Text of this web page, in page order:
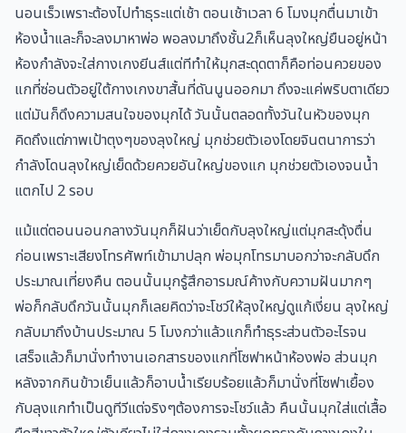
นอนเร็วเพราะต้องไปทำธุระแต่เช้า ตอนเช้าเวลา 6 โมงมุกตื่นมาเข้า
ห้องน้ำและก็จะลงมาหาพ่อ พอลงมาถึงชั้น2ก็เห็นลุงใหญ่ยืนอยู่หน้า
ห้องกำลังจะใส่กางเกงยีนส์แต่ทีทำให้มุกสะดุดตาก็คือท่อนควยของ
แกที่ซ่อนตัวอยู่ใต้กางเกงขาสั้นที่ดันนูนออกมา ถึงจะแค่พริบตาเดียว
แต่มันก็ดึงความสนใจของมุกได้ วันนั้นตลอดทั้งวันในหัวของมุก
คิดถึงแต่ภาพเป้าตุงๆของลุงใหญ่ มุกช่วยตัวเองโดยจินตนาการว่า
กำลังโดนลุงใหญ่เย็ดด้วยควยอันใหญ่ของแก มุกช่วยตัวเองจนน้ำ
แตกไป 2 รอบ
แม้แต่ตอนนอนกลางวันมุกก็ฝันว่าเย็ดกับลุงใหญ่แต่มุกสะดุ้งตื่น
ก่อนเพราะเสียงโทรศัพท์เข้ามาปลุก พ่อมุกโทรมาบอกว่าจะกลับดึก
ประมาณเที่ยงคืน ตอนนั้นมุกรู้สึกอารมณ์ค้างกับความฝันมากๆ
พ่อก็กลับดึกวันนั้นมุกก็เลยคิดว่าจะโชว์ให้ลุงใหญ่ดูแก้เงี่ยน ลุงใหญ่
กลับมาถึงบ้านประมาณ 5 โมงกว่าแล้วแกก็ทำธุระส่วนตัวอะไรจน
เสร็จแล้วก็มานั่งทำงานเอกสารของแกที่โซฟาหน้าห้องพ่อ ส่วนมุก
หลังจากกินข้าวเย็นแล้วก็อาบน้ำเรียบร้อยแล้วก็มานั่งที่โซฟาเยื้อง
กับลุงแกทำเป็นดูทีวีแต่จริงๆต้องการจะโชว์แล้ว คืนนั้นมุกใส่แต่เสื้อ